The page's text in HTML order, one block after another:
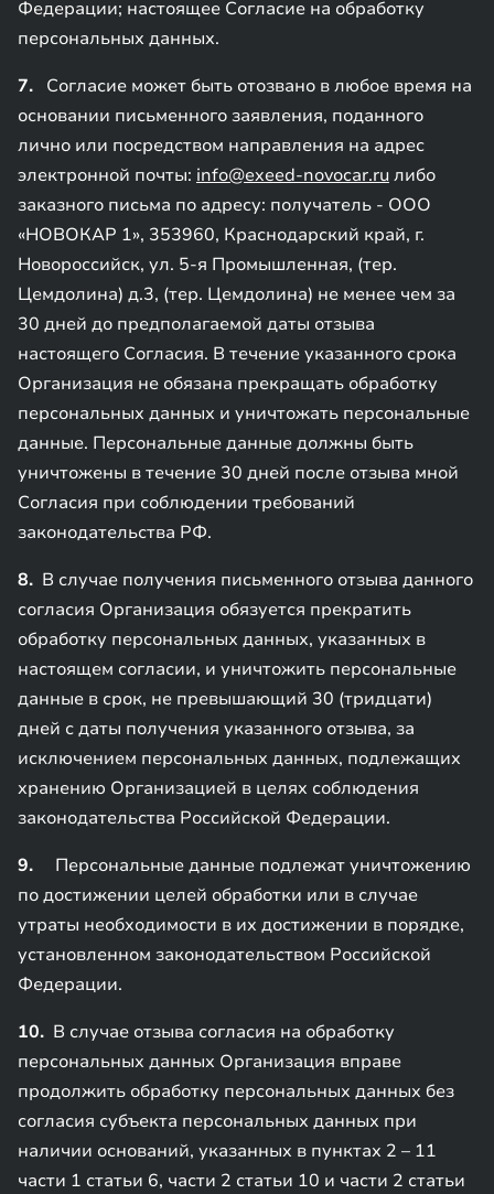
Федерации; настоящее Согласие на обработку
персональных данных.
7. Согласие может быть отозвано в любое время на
основании письменного заявления, поданного
лично или посредством направления на адрес
электронной почты: info@exeed-novocar.ru либо
заказного письма по адресу: получатель - ООО
«НОВОКАР 1», 353960, Краснодарский край, г.
Новороссийск, ул. 5-я Промышленная, (тер.
Цемдолина) д.3, (тер. Цемдолина) не менее чем за
30 дней до предполагаемой даты отзыва
настоящего Согласия. В течение указанного срока
Организация не обязана прекращать обработку
персональных данных и уничтожать персональные
данные. Персональные данные должны быть
уничтожены в течение 30 дней после отзыва мной
Согласия при соблюдении требований
законодательства РФ.
8. В случае получения письменного отзыва данного
согласия Организация обязуется прекратить
обработку персональных данных, указанных в
настоящем согласии, и уничтожить персональные
данные в срок, не превышающий 30 (тридцати)
дней с даты получения указанного отзыва, за
исключением персональных данных, подлежащих
хранению Организацией в целях соблюдения
законодательства Российской Федерации.
9. Персональные данные подлежат уничтожению
по достижении целей обработки или в случае
утраты необходимости в их достижении в порядке,
установленном законодательством Российской
Федерации.
10. В случае отзыва согласия на обработку
персональных данных Организация вправе
продолжить обработку персональных данных без
согласия субъекта персональных данных при
наличии оснований, указанных в пунктах 2 – 11
части 1 статьи 6, части 2 статьи 10 и части 2 статьи